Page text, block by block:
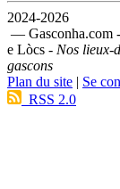
2024-2026
— Gasconha.com
e Lòcs - Nos lieux-
gascons
Plan du site | Se
RSS 2.0